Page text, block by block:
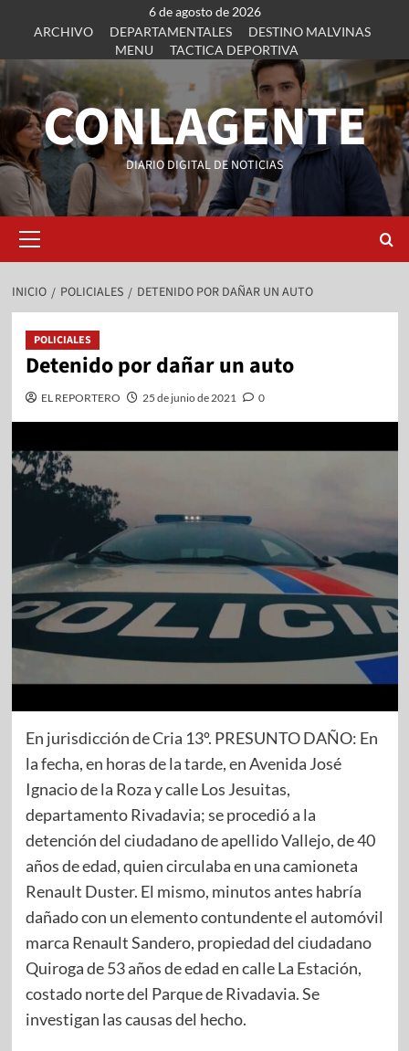
6 de agosto de 2026
ARCHIVO
DEPARTAMENTALES
DESTINO MALVINAS
MENU
TACTICA DEPORTIVA
CONLAGENTE
DIARIO DIGITAL DE NOTICIAS
INICIO POLICIALES DETENIDO POR DAÑAR UN AUTO
POLICIALES
Detenido por dañar un auto
EL REPORTERO 25 de junio de 2021 0
En jurisdicción de Cria 13º. PRESUNTO DAÑO: En
la fecha, en horas de la tarde, en Avenida José
Ignacio de la Roza y calle Los Jesuitas,
departamento Rivadavia; se procedió a la
detención del ciudadano de apellido Vallejo, de 40
años de edad, quien circulaba en una camioneta
Renault Duster. El mismo, minutos antes habría
dañado con un elemento contundente el automóvil
marca Renault Sandero, propiedad del ciudadano
Quiroga de 53 años de edad en calle La Estación,
costado norte del Parque de Rivadavia. Se
investigan las causas del hecho.